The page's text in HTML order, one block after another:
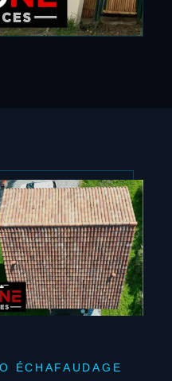
ÉCHAFAUDAGE